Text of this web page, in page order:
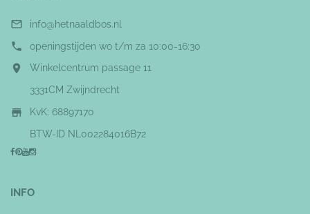
 info@hetnaaldbos.nl
 openingstijden wo t/m za 10:00-16:30

Winkelcentrum passage 11
3331CM Zwijndrecht

KvK: 68897170
BTW-ID NL002284016B72
INFO